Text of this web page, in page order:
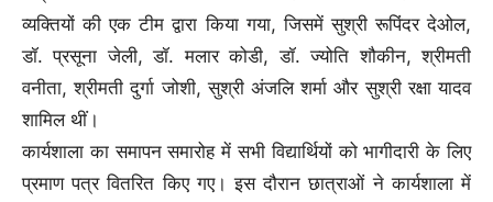
व्यक्तियों की एक टीम द्वारा किया गया, जिसमें सुश्री रूपिंदर देओल,
डॉ. प्रसूना जेली, डॉ. मलार कोडी, डॉ. ज्योति शौकीन, श्रीमती
वनीता, श्रीमती दुर्गा जोशी, सुश्री अंजलि शर्मा और सुश्री रक्षा यादव
शामिल थीं।
कार्यशाला का समापन समारोह में सभी विद्यार्थियों को भागीदारी के लिए
प्रमाण पत्र वितरित किए गए। इस दौरान छात्राओं ने कार्यशाला में